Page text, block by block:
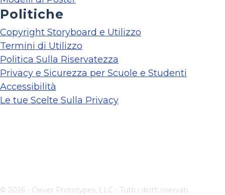
Politiche
Copyright Storyboard e Utilizzo
Termini di Utilizzo
Politica Sulla Riservatezza
Privacy e Sicurezza per Scuole e Studenti
Accessibilità
Le tue Scelte Sulla Privacy
© 2026 - Clever Prototypes, LLC - Tutti i diritti riservati.